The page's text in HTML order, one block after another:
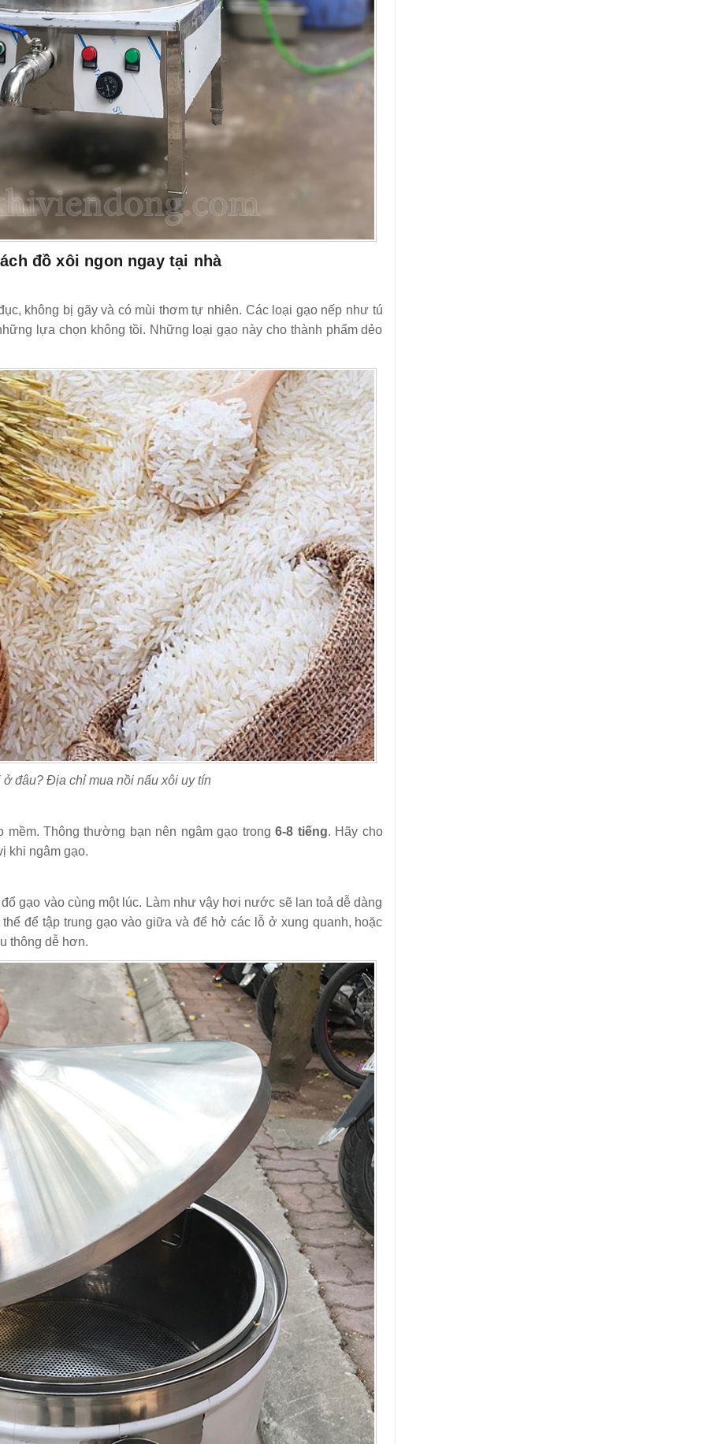
đồ xôi ngon ngay tại nhà
không bị gãy và có mùi thơm tự nhiên. Các loại gạo nếp như tú
lựa chọn không tồi. Những loại gạo này cho thành phẩm dẻo
ở đâu? Địa chỉ mua nồi nấu xôi uy tín
mềm. Thông thường bạn nên ngâm gạo trong6-8 tiếng. Hãy cho
khi ngâm gạo.
gạo vào cùng một lúc. Làm như vậy hơi nước sẽ lan toả dễ dàng
để tập trung gạo vào giữa và để hở các lỗ ở xung quanh, hoặc
thông dễ hơn.